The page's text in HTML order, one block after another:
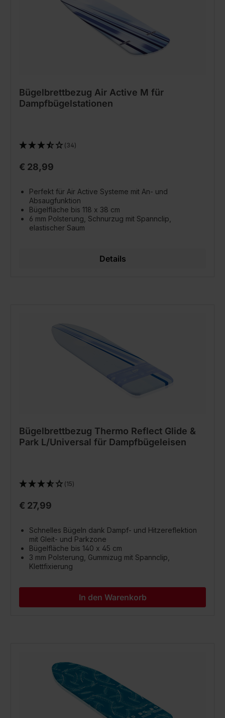
Bügelbrettbezug Air Active M für
Dampfbügelstationen
(34)
€ 28,99
Perfekt für Air Active Systeme mit An- und
Absaugfunktion
Bügelfläche bis 118 x 38 cm
6 mm Polsterung, Schnurzug mit Spannclip,
elastischer Saum
Details
Bügelbrettbezug Thermo Reflect Glide &
Park L/Universal für Dampfbügeleisen
(15)
€ 27,99
Schnelles Bügeln dank Dampf- und Hitzereflektion
mit Gleit- und Parkzone
Bügelfläche bis 140 x 45 cm
3 mm Polsterung, Gummizug mit Spannclip,
Klettfixierung
In den Warenkorb